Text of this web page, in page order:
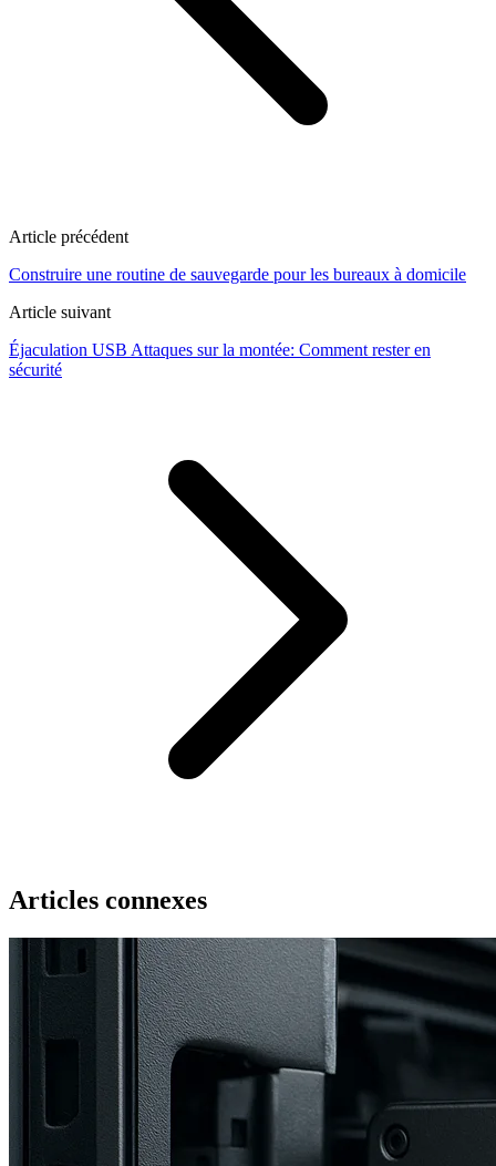
Article précédent
Construire une routine de sauvegarde pour les bureaux à domicile
Article suivant
Éjaculation USB Attaques sur la montée: Comment rester en
sécurité
Articles connexes